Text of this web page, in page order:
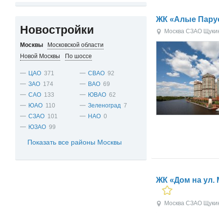
Новостройки
Москвы
Московской области
Новой Москвы
По шоссе
ЦАО 371
ЗАО 174
САО 133
ЮАО 110
СЗАО 101
ЮЗАО 99
СВАО 92
ВАО 69
ЮВАО 62
Зеленоград 7
НАО 0
Показать все районы Москвы
ЖК «Алые
Москва СЗАО
ЖК «Дом на ул.
Москва СЗАО